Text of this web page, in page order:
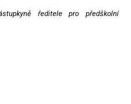
ředitele pro předškolní